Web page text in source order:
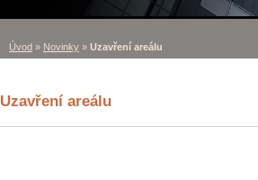
Úvod » Novinky » Uzavření areálu
Uzavření areálu